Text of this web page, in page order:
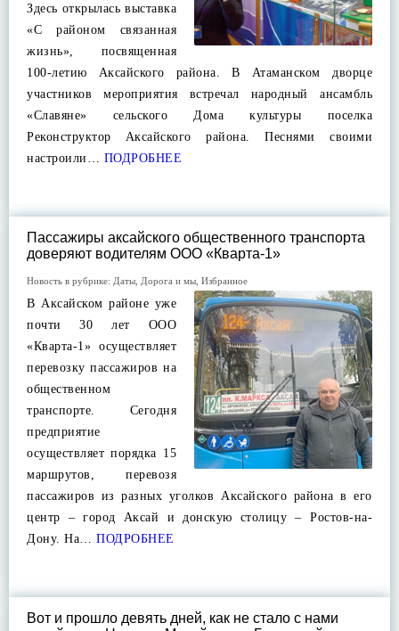
Здесь открылась выставка
«С районом связанная
жизнь», посвященная
100-летию Аксайского района. В Атаманском дворце
участников мероприятия встречал народный ансамбль
«Славяне» сельского Дома культуры поселка
Реконструктор Аксайского района. Песнями своими
настроили… ПОДРОБНЕЕ
Пассажиры аксайского общественного транспорта
доверяют водителям ООО «Кварта-1»
Новость в рубрике: Даты Дорога и мы Избранное
В Аксайском районе уже
почти 30 лет ООО
«Кварта-1» осуществляет
перевозку пассажиров на
общественном
транспорте. Сегодня
предприятие
осуществляет порядка 15
маршрутов, перевозя
пассажиров из разных уголков Аксайского района в его
центр – город Аксай и донскую столицу – Ростов-на-
Дону. На… ПОДРОБНЕЕ
Вот и прошло девять дней, как не стало с нами